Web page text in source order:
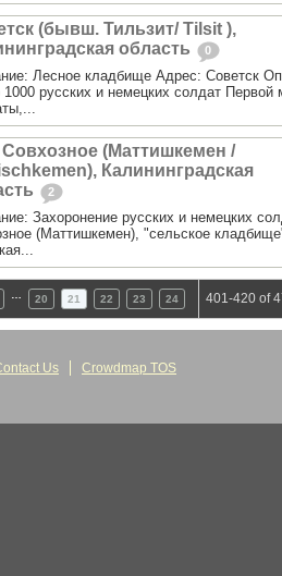
(бывш. Тильзит/ Tilsit ),
область
0
Лесное кладбище Адрес: Советск
1000 русских и немецких солдат
Совхозное (Маттишкемен /
Калининградская
2
Захоронение русских и немецких
(Маттишкемен), "сельское
20 21 22 23 24 401-420 of
Us
Crowdmap TOS